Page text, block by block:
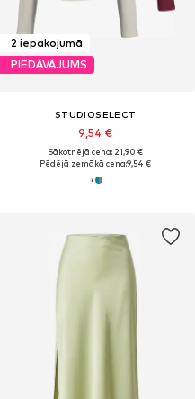
2 iepakojumā
PIEDĀVĀJUMS
STUDIOSELECT
9,54 €
Sākotnējā cena: 21,90 €
Pēdējā zemākā cena:9,54 €